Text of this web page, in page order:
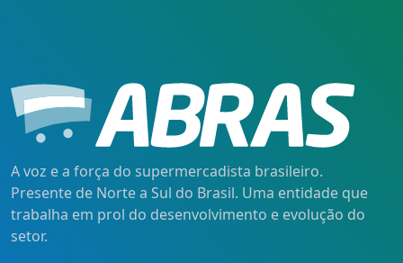
A voz e a força do supermercadista brasileiro.
Presente de Norte a Sul do Brasil. Uma entidade que
trabalha em prol do desenvolvimento e evolução do
setor.